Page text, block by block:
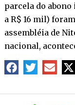
parcela do
a R$ 16 mil)
assembléia de
nacional,